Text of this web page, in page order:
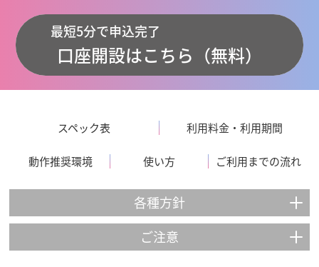
最短5分で申込完了
口座開設はこちら（無料）
スペック表 利用料金・利用期間
動作推奨環境 使い方 ご利用までの流れ
各種方針
ご注意